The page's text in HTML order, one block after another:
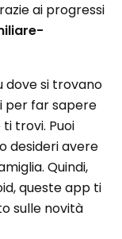
ai progressi
dove si trovano
per far sapere
trovi. Puoi
desideri avere
Quindi,
queste app ti
sulle novità